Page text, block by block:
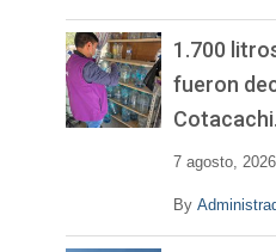
1.700
fueron
Cotacachi.
7 agosto, 2026
By